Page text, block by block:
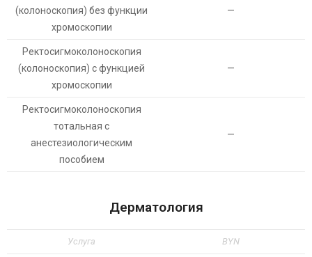
(колоноскопия) без функции
хромоскопии
—
Ректосигмоколоноскопия
(колоноскопия) с функцией
хромоскопии
—
Ректосигмоколоноскопия
тотальная с
анестезиологическим
пособием
—
Дерматология
Услуга BYN